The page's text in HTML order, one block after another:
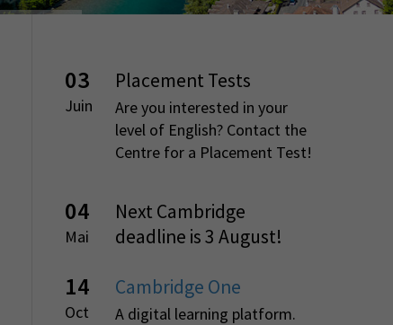
03
Juin
Placement Tests
Are you interested in your
level of English? Contact the
Centre for a Placement Test!
04
Mai
Next Cambridge
deadline is 3 August!
14
Oct
Cambridge One
A digital learning platform.